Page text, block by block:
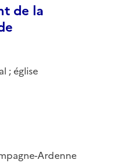
de la
; église
Ardenne